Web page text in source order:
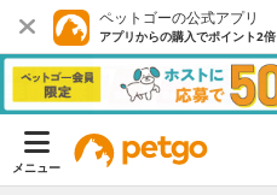
ペットゴーの公式アプリ
アプリからの購入でポイント2倍
メニュー